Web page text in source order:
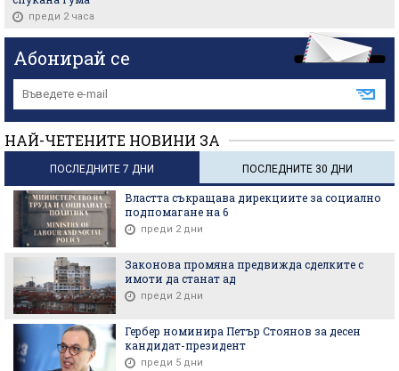
преди 2 часа
Абонирай се
НАЙ-ЧЕТЕНИТЕ НОВИНИ ЗА
ПОСЛЕДНИТЕ 7 ДНИ ПОСЛЕДНИТЕ 30 ДНИ
Властта съкращава дирекциите за социално
подпомагане на 6
преди 2 дни
Законова промяна предвижда сделките с
имоти да станат ад
преди 2 дни
Гербер номинира Петър Стоянов за десен
кандидат-президент
преди 5 дни